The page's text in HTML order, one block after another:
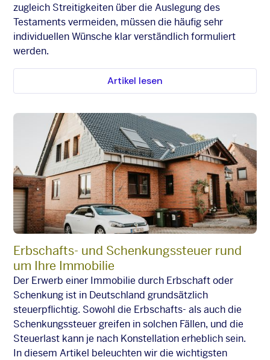
zugleich Streitigkeiten über die Auslegung des
Testaments vermeiden, müssen die häufig sehr
individuellen Wünsche klar verständlich formuliert
werden.
Artikel lesen
Erbschafts- und Schenkungssteuer rund
um Ihre Immobilie
Der Erwerb einer Immobilie durch Erbschaft oder
Schenkung ist in Deutschland grundsätzlich
steuerpflichtig. Sowohl die Erbschafts- als auch die
Schenkungssteuer greifen in solchen Fällen, und die
Steuerlast kann je nach Konstellation erheblich sein.
In diesem Artikel beleuchten wir die wichtigsten